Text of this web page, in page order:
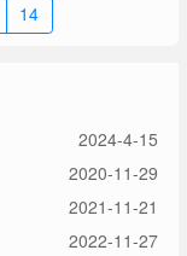
14
2024-4-15
2020-11-29
2021-11-21
2022-11-27